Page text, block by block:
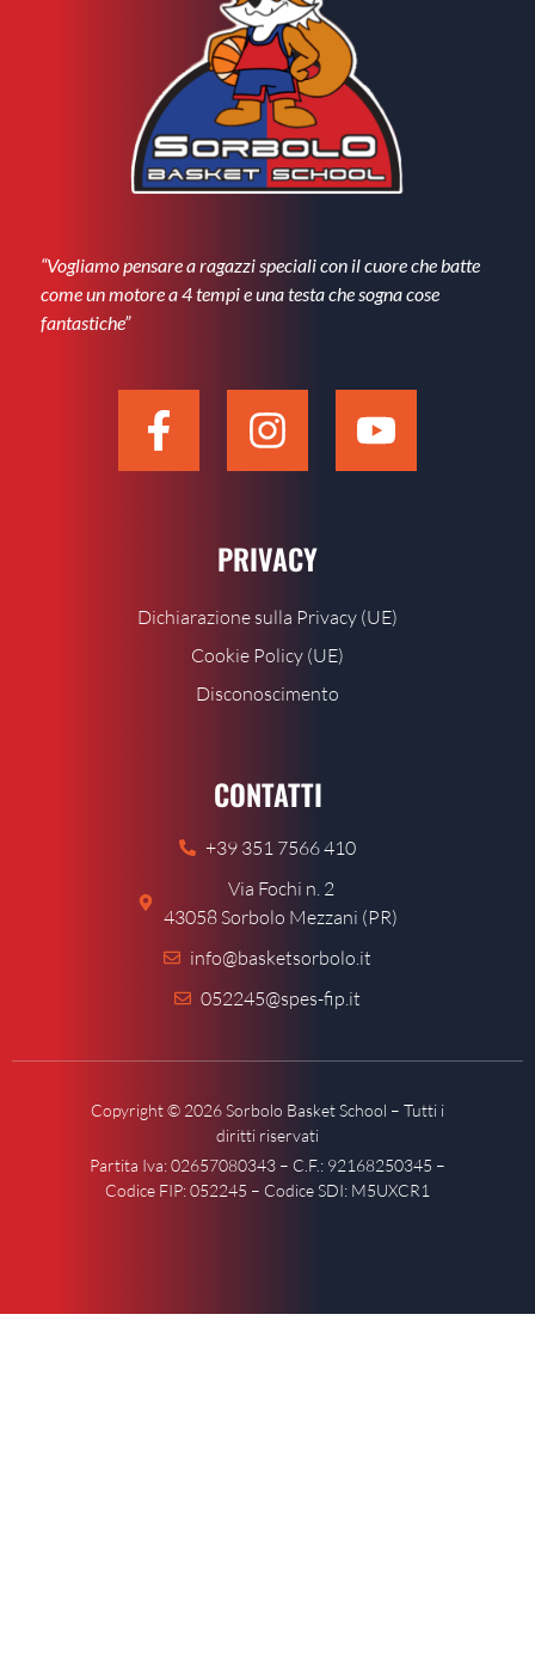
“Vogliamo pensare a ragazzi speciali con il cuore che batte
come un motore a 4 tempi e una testa che sogna cose
fantastiche”
PRIVACY
Dichiarazione sulla Privacy (UE)
Cookie Policy (UE)
Disconoscimento
CONTATTI
+39 351 7566 410
Via Fochi n. 2
43058 Sorbolo Mezzani (PR)
info@basketsorbolo.it
052245@spes-fip.it
Copyright © 2026 Sorbolo Basket School – Tutti i
diritti riservati
Partita Iva: 02657080343 – C.F.: 92168250345 –
Codice FIP: 052245 – Codice SDI: M5UXCR1